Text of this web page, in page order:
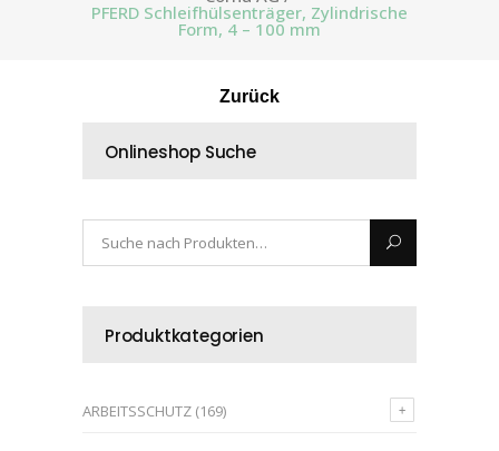
PFERD Schleifhülsenträger, Zylindrische
Form, 4 – 100 mm
Zurück
Onlineshop Suche
Produktkategorien
ARBEITSSCHUTZ (169)